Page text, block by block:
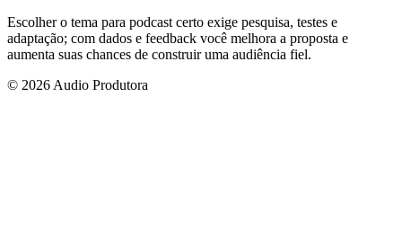
Escolher o tema para podcast certo exige pesquisa, testes e
adaptação; com dados e feedback você melhora a proposta e
aumenta suas chances de construir uma audiência fiel.
© 2026 Audio Produtora